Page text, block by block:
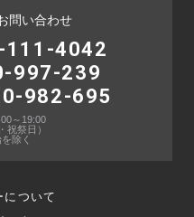
問い合わせ
111-4042
997-239
982-695
～19:00
祝祭日）
除く
ついて